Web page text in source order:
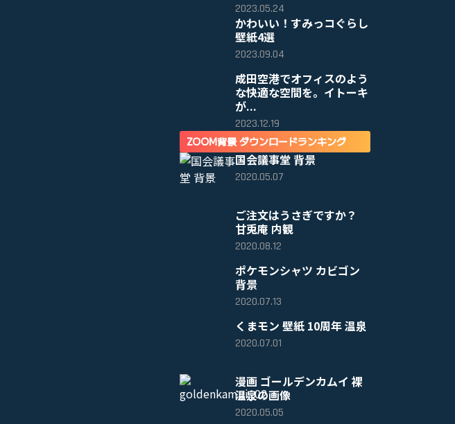
2023.05.24
かわいい！すみっコぐらし
壁紙4選
2023.09.04
成田空港でオフィスのよう
な快適な空間を。イトーキ
が...
2023.12.19
ZOOM背景 ダウンロードランキング
国会議事堂 背景
2020.05.07
ご注文はうさぎですか？
甘兎庵 内観
2020.08.12
ポケモンシャツ カビゴン
背景
2020.07.13
くまモン 壁紙 10周年 温泉
2020.07.01
漫画 ゴールデンカムイ 裸
温泉の画像
2020.05.05